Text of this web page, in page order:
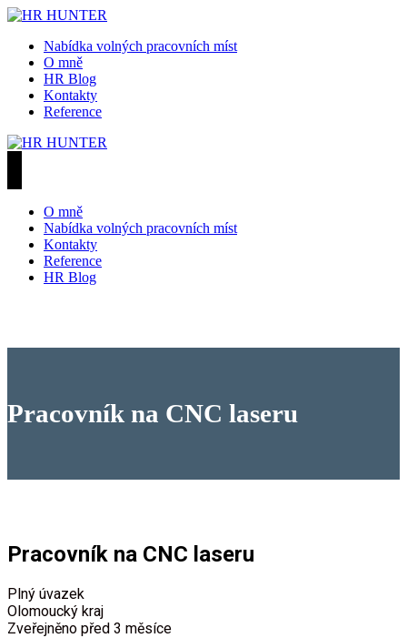
Přeskočit
obsah
HR HUNTER
Mgr. Jana Květoňová - Recruitment, Headhunting, HR...
Nabídka volných pracovních míst
O mně
HR Blog
Kontakty
Reference
O mně
Nabídka volných pracovních míst
Kontakty
Reference
HR Blog
Pracovník na CNC laseru
Pracovník na CNC laseru
Plný úvazek
Olomoucký kraj
Zveřejněno před 3 měsíce